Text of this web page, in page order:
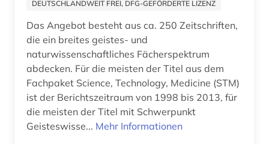
pädagogik (1)
recht (1)
rhythmusspiel (1)
schweden (1)
DEUTSCHLANDWEIT FREI, DFG-GEFÖRDERTE LIZENZ
Das Angebot besteht aus ca. 250 Zeitschriften,
die ein breites geistes- und
naturwissenschaftliches Fächerspektrum
abdecken. Für die meisten der Titel aus dem
Fachpaket Science, Technology, Medicine (STM)
ist der Berichtszeitraum von 1998 bis 2013, für
die meisten der Titel mit Schwerpunkt
Geisteswisse... Mehr Informationen